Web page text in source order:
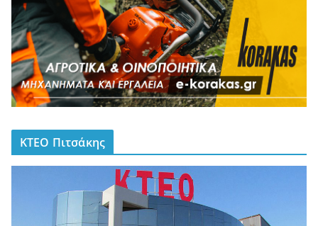
ΚΤΕΟ Πιτσάκης